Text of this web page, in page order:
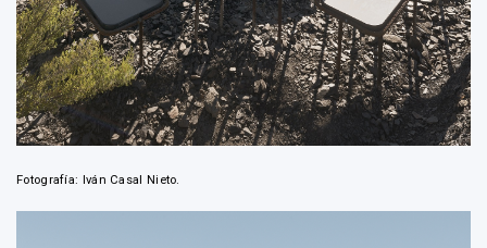
Fotografía: Iván Casal Nieto.